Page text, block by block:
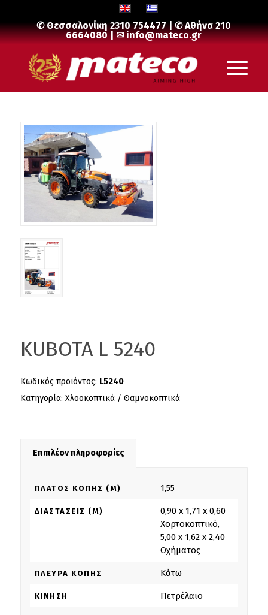
✆ Θεσσαλονίκη2310 754477| ✆ Αθήνα210
6664080| ✉info@mateco.gr
KUBOTA L 5240
Κωδικός προϊόντος: L5240
Κατηγορία: Χλοοκοπτικά / Θαμνοκοπτικά
Επιπλέον πληροφορίες
ΠΛΆΤΟΣ ΚΟΠΉΣ (M) 1,55
ΔΙΑΣΤΆΣΕΙΣ (M)
0,90 x 1,71 x 0,60
Χορτοκοπτικό,
5,00 x 1,62 x 2,40
Οχήματος
ΠΛΕΥΡΆ ΚΟΠΉΣ Κάτω
ΚΊΝΗΣΗ Πετρέλαιο